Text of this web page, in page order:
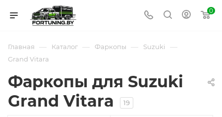
0
Главная — Каталог — Фаркопы — Suzuki —
Grand Vitara
Фаркопы для Suzuki
Grand Vitara
19